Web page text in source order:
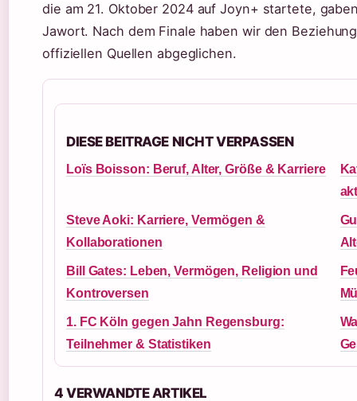
die am 21. Oktober 2024 auf Joyn+ startete,
Jawort. Nach dem Finale haben wir den
offiziellen Quellen abgeglichen.
DIESE BEITRAGE NICHT VERPASSEN
Loïs Boisson: Beruf, Alter, Größe & Karriere
Steve Aoki: Karriere, Vermögen &
Kollaborationen
Bill Gates: Leben, Vermögen, Religion und
Kontroversen
1. FC Köln gegen Jahn Regensburg:
Teilnehmer & Statistiken
4 VERWANDTE ARTIKEL